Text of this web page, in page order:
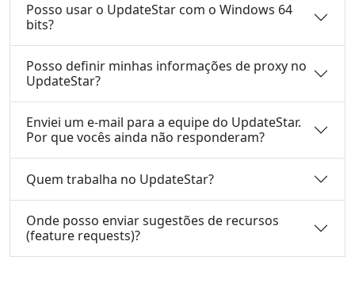
Posso usar o UpdateStar com o Windows 64
bits?
Posso definir minhas informações de proxy no
UpdateStar?
Enviei um e-mail para a equipe do UpdateStar.
Por que vocês ainda não responderam?
Quem trabalha no UpdateStar?
Onde posso enviar sugestões de recursos
(feature requests)?